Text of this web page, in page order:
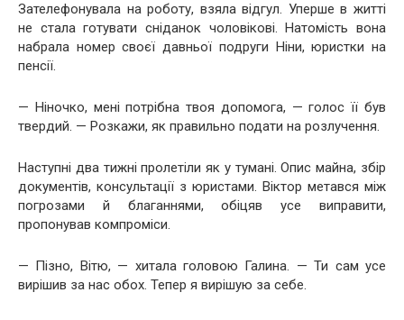
Зателефонувала на роботу, взяла відгул. Уперше в житті
не стала готувати сніданок чоловікові. Натомість вона
набрала номер своєї давньої подруги Ніни, юристки на
пенсії.
— Ніночко, мені потрібна твоя допомога, — голос її був
твердий. — Розкажи, як правильно подати на розлучення.
Наступні два тижні пролетіли як у тумані. Опис майна, збір
документів, консультації з юристами. Віктор метався між
погрозами й благаннями, обіцяв усе виправити,
пропонував компроміси.
— Пізно, Вітю, — хитала головою Галина. — Ти сам усе
вирішив за нас обох. Тепер я вирішую за себе.